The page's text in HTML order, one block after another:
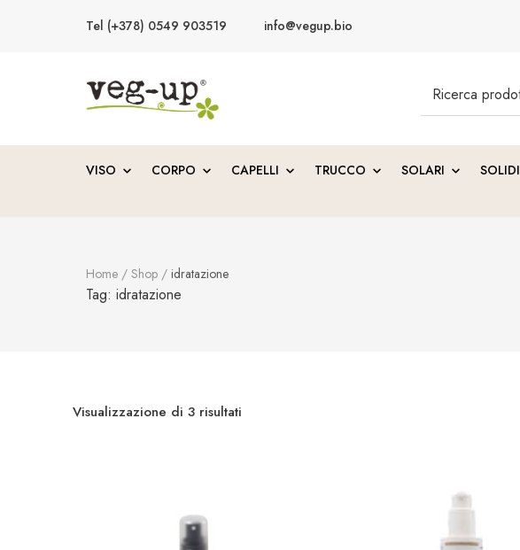
Tel (+378) 0549 903519 info@vegup.bio
VegUp.bio
Search
for:
VISO CORPO CAPELLI TRUCCO SOLARI SOLIDI
Home / Shop / idratazione
Tag: idratazione
Visualizzazione di 3 risultati